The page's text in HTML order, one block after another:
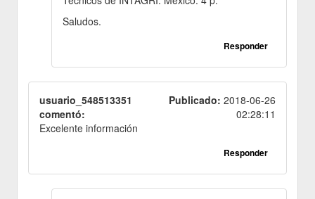
Saludos.
Responder
usuario_548513351
comentó:
Publicado: 2018-06-26
02:28:11
Excelente información
Responder